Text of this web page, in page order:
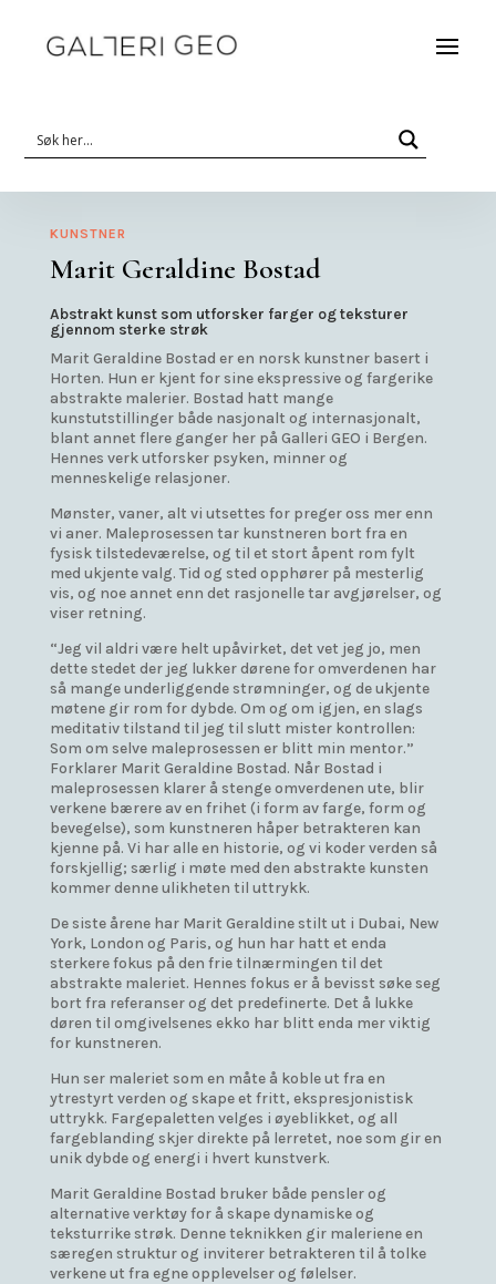
KUNSTNER
Marit Geraldine Bostad
Abstrakt kunst som utforsker farger og teksturer
gjennom sterke strøk
Marit Geraldine Bostad er en norsk kunstner basert i
Horten. Hun er kjent for sine ekspressive og fargerike
abstrakte malerier. Bostad hatt mange
kunstutstillinger både nasjonalt og internasjonalt,
blant annet flere ganger her på Galleri GEO i Bergen.
Hennes verk utforsker psyken, minner og
menneskelige relasjoner.
Mønster, vaner, alt vi utsettes for preger oss mer enn
vi aner. Maleprosessen tar kunstneren bort fra en
fysisk tilstedeværelse, og til et stort åpent rom fylt
med ukjente valg. Tid og sted opphører på mesterlig
vis, og noe annet enn det rasjonelle tar avgjørelser, og
viser retning.
“Jeg vil aldri være helt upåvirket, det vet jeg jo, men
dette stedet der jeg lukker dørene for omverdenen har
så mange underliggende strømninger, og de ukjente
møtene gir rom for dybde. Om og om igjen, en slags
meditativ tilstand til jeg til slutt mister kontrollen:
Som om selve maleprosessen er blitt min mentor.”
Forklarer Marit Geraldine Bostad. Når Bostad i
maleprosessen klarer å stenge omverdenen ute, blir
verkene bærere av en frihet (i form av farge, form og
bevegelse), som kunstneren håper betrakteren kan
kjenne på. Vi har alle en historie, og vi koder verden så
forskjellig; særlig i møte med den abstrakte kunsten
kommer denne ulikheten til uttrykk.
De siste årene har Marit Geraldine stilt ut i Dubai, New
York, London og Paris, og hun har hatt et enda
sterkere fokus på den frie tilnærmingen til det
abstrakte maleriet. Hennes fokus er å bevisst søke seg
bort fra referanser og det predefinerte. Det å lukke
døren til omgivelsenes ekko har blitt enda mer viktig
for kunstneren.
Hun ser maleriet som en måte å koble ut fra en
ytrestyrt verden og skape et fritt, ekspresjonistisk
uttrykk. Fargepaletten velges i øyeblikket, og all
fargeblanding skjer direkte på lerretet, noe som gir en
unik dybde og energi i hvert kunstverk.
Marit Geraldine Bostad bruker både pensler og
alternative verktøy for å skape dynamiske og
teksturrike strøk. Denne teknikken gir maleriene en
særegen struktur og inviterer betrakteren til å tolke
verkene ut fra egne opplevelser og følelser.